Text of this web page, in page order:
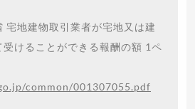
地建物取引業者が宅地又は建
けることができる報酬の額 1ペ
common/001307055.pdf